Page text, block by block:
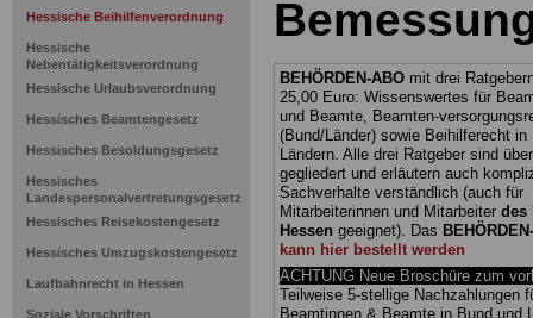
Hessische Beihilfenverordnung
Hessische
Nebentätigkeitsverordnung
Hessische Urlaubsverordnung
Hessisches Beamtengesetz
Hessisches Besoldungsgesetz
Hessisches
Landespersonalvertretungsgesetz
Hessisches Reisekostengesetz
Hessisches Umzugskostengesetz
Laufbahnrecht in Hessen
Soziale Vorschriften
BEHÖRDEN-ABO mit drei
25,00 Euro: Wissenswertes für
und Beamte, Beamten-
(Bund/Länder) sowie Beihilferecht in
Ländern. Alle drei Ratgeber sind
gegliedert und erläutern auch
Sachverhalte verständlich (auch für
Mitarbeiterinnen und Mitarbeiter des
Hessen geeignet). Das
kann hier bestellt werden
ACHTUNG Neue Broschüre zum
Teilweise 5-stellige Nachzahlungen
Beamtinnen & Beamte in Bund und